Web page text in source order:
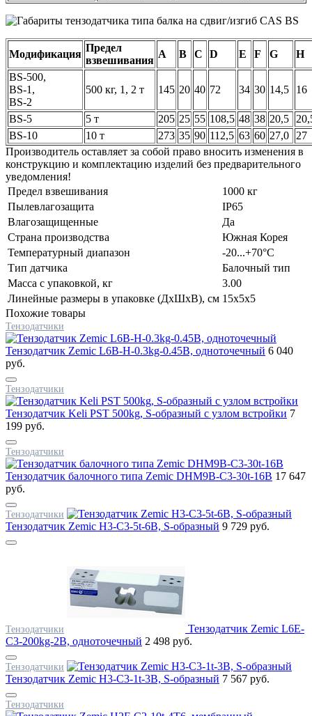
Модификация
Предел
взвешивания
A B C D E F G
H
BS-500,
BS-1,
BS-2
500 кг, 1, 2 т 145 20 40 72 34 30 14,5 16
BS-5 5 т 205 25 55 108,5 48 38 20,5
BS-10
10 т 273 35 90 112,5 63 60 27,0
27
Производитель оставляет за собой право вносить изменения в
конструкцию и комплектацию изделий без предварительного
уведомления!
Предел взвешивания
1000 кг
Пылевлагозащита
IP65
Влагозащищенные
Да
Страна производства
Южная Корея
Температурный диапазон
-20...+70°C
Тип датчика
Балочный тип
Масса с упаковкой, кг
3.00
Линейные размеры в упаковке (ДxШxВ), см 15x5x5
Похожие товары
Тензодатчики
Тензодатчик Zemic L6B-H-0.3kg-0.45B, одноточечный 6 040
руб.
Тензодатчики
Тензодатчик Keli PST 500kg, S-образный с узлом встройки 7
199 руб.
Тензодатчики
Тензодатчик балочного типа Zemic DHM9B-C3-30t-16B 17 647
руб.
Тензодатчики
Тензодатчик Zemic H3-C3-5t-6B, S-образный 9 729 руб.
Тензодатчики
Тензодатчик Zemic L6E-
C3-200kg-2B, одноточечный 2 498 руб.
Тензодатчики
Тензодатчик Zemic H3-C3-1t-3B, S-образный 7 567 руб.
Тензодатчики